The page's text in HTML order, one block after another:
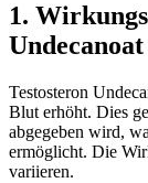
1.
Undecanoat
Testosteron
Blut erhöht. Dies
abgegeben wird,
ermöglicht. Die
variieren.